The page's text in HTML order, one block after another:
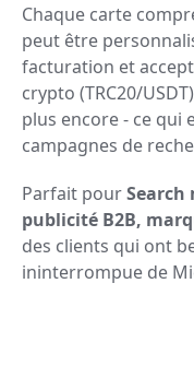
Chaque carte
peut être
facturation et
crypto (TRC20/
plus encore - ce qui
campagnes de
Parfait pourSearch
publicité B2B,
des clients qui ont
ininterrompue de